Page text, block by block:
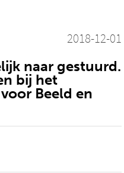
2018-12-01
naar gestuurd.
bij het
Beeld en